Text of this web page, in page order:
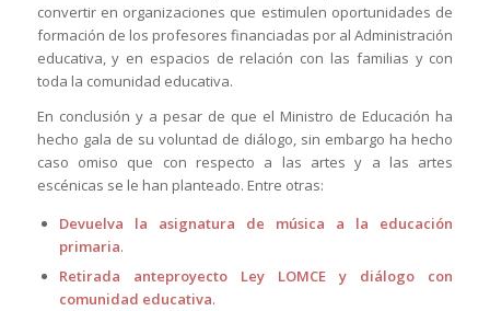
convertir en organizaciones que estimulen oportunidades de
formación de los profesores financiadas por al Administración
educativa, y en espacios de relación con las familias y con
toda la comunidad educativa.
En conclusión y a pesar de que el Ministro de Educación ha
hecho gala de su voluntad de diálogo, sin embargo ha hecho
caso omiso que con respecto a las artes y a las artes
escénicas se le han planteado. Entre otras:
Devuelva la asignatura de música a la educación
primaria.
Retirada anteproyecto Ley LOMCE y diálogo con
comunidad educativa.